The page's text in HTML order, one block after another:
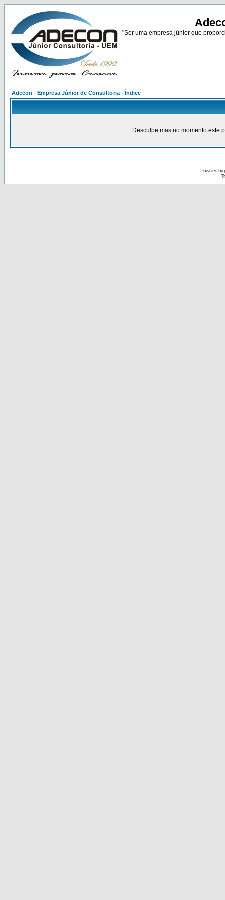
"Ser uma empresa júnior que
Adecon - Empresa Júnior de Consultoria - Índice
Desculpe mas no momento este
Powered by